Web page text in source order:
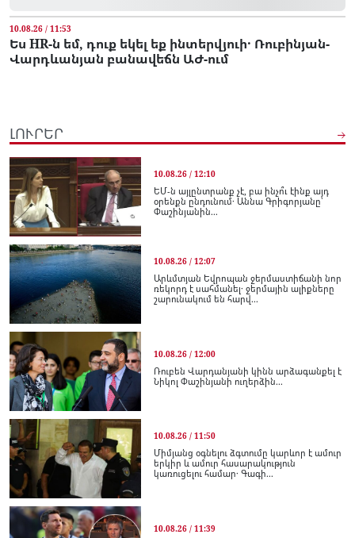
10.08.26 / 11:53
Ես HR-ն եմ, դուք եկել եք ինտերվյուի․ Ռուբինյան-
Վարդևանյան բանավեճն ԱԺ-ում
ԼՈՒՐԵՐ
10.08.26 / 12:10
ԵՄ-ն այլընտրանք չէ, բա ինչո՞ւ էինք այդ
օրենքն ընդունում․ Աննա Գրիգորյանը՝
Փաշինյանին...
10.08.26 / 12:07
Արևմտյան Եվրոպան ջերմաստիճանի նոր
ռեկորդ է սահմանել․ ջերմային ալիքները
շարունակում են հարվ...
10.08.26 / 12:00
Ռուբեն Վարդանյանի կինն արձագանքել է
Նիկոլ Փաշինյանի ուղերձին...
10.08.26 / 11:50
Միմյանց օգնելու ձգտումը կարևոր է ամուր
երկիր և ամուր հասարակություն
կառուցելու համար․ Գագի...
10.08.26 / 11:39